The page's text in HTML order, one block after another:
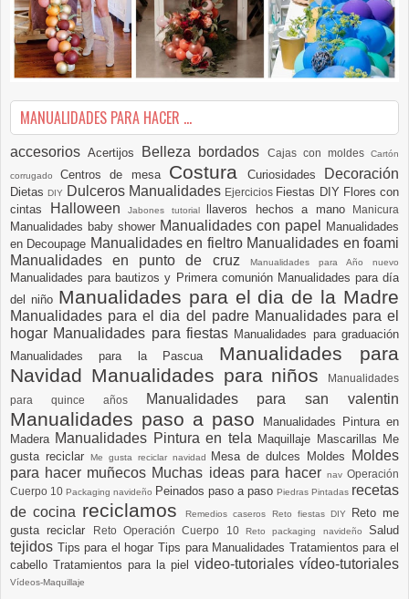
MANUALIDADES PARA HACER ...
accesoriosAcertijos Belleza bordados Cajas con moldesCartón
corrugadoCentros de mesa Costura Curiosidades Decoración
DietasDIY Dulceros Manualidades Ejercicios Fiestas DIY Flores con
cintas
Halloween Jabones tutorial llaveros hechos a mano Manicura
Manualidades baby shower Manualidades con papel
Manualidades
en Decoupage Manualidades en fieltro Manualidades en foami
Manualidades en punto de cruz
Manualidades para Año nuevo
Manualidades para bautizos y Primera comunión Manualidades para día
del niño Manualidades para el dia de la Madre
Manualidades para el dia del padre Manualidades para el
hogar Manualidades para fiestas Manualidades para graduación
Manualidades para la Pascua Manualidades para
Navidad Manualidades para niños
Manualidades
para quince años
Manualidades para san valentin
Manualidades paso a paso
Manualidades Pintura en
Madera Manualidades Pintura en tela Maquillaje Mascarillas Me
gusta reciclar
Me gusta reciclar navidad Mesa de dulces Moldes
Moldes
para hacer muñecos Muchas ideas para hacer nav Operación
Cuerpo 10 Packaging navideño Peinados paso a paso Piedras Pintadas recetas
de cocina reciclamosRemedios caseros Reto fiestas DIY
Reto me
gusta reciclar
Reto Operación Cuerpo 10Reto packaging navideñoSalud
tejidos Tips para el hogarTips para Manualidades Tratamientos para el
cabello Tratamientos para la piel video-tutoriales vídeo-tutoriales
Vídeos-Maquillaje